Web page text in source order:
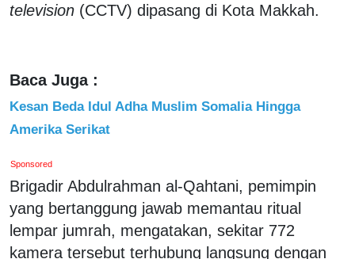
television (CCTV) dipasang di Kota Makkah.
Baca Juga :
Kesan Beda Idul Adha Muslim Somalia Hingga
Amerika Serikat
Sponsored
Brigadir Abdulrahman al-Qahtani, pemimpin
yang bertanggung jawab memantau ritual
lempar jumrah, mengatakan, sekitar 772
kamera tersebut terhubung langsung dengan